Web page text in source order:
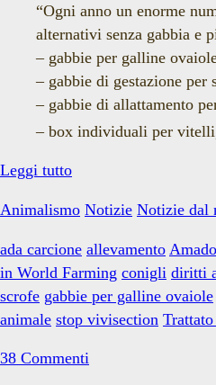
“Ogni anno un enorme
alternativi senza gabbia e
– gabbie per galline
– gabbie di gestazione per
– gabbie di allattamento
– box individuali per
Leggi tuttoLe
di
“End
Cage
Age”
Animalismo Notizie Notizie dal
ada carcione allevamento
in World Farming conigli diritti
scrofe gabbie per galline ovaiole
animale stop vivisection
38 Commenti